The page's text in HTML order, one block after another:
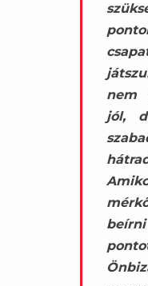
nem
jól,